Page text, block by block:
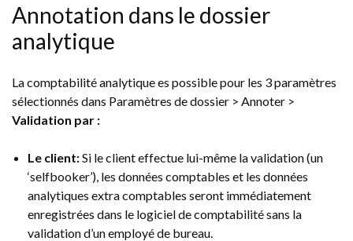
Annotation dans le dossier
analytique
La comptabilité analytique es possible pour les 3 paramètres
sélectionnés dans Paramètres de dossier > Annoter >
Validation par :
Le client:Si le client effectue lui-même la validation (un
‘selfbooker’), les données comptables et les données
analytiques extra comptables seront immédiatement
enregistrées dans le logiciel de comptabilité sans la
validation d’un employé de bureau.